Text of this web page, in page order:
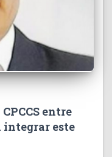
entre
integrar este